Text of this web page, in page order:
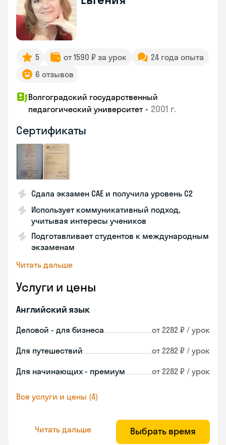
5 от 1590 ₽ за урок
24 года опыта
6 отзывов
Волгоградский государственный
педагогический университет • 2001 г.
Сертификаты
Сдала экзамен CAE и получила уровень С2
Использует коммуникативный подход,
учитывая интересы учеников
Подготавливает студентов к международным
экзаменам
Читать дальше
Услуги и цены
Английский язык
Деловой - для бизнеса от 2282 ₽ / урок
Для путешествий от 2282 ₽ / урок
Для начинающих - премиум от 2282 ₽ / урок
Все услуги и цены (4)
Читать дальше Выбрать время